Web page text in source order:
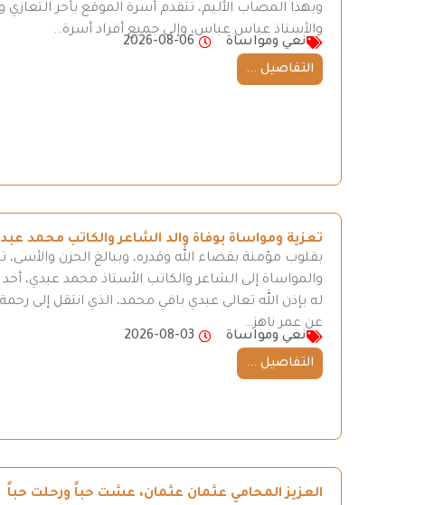
وبهذا المصاب الأليم، تتقدم أسرة الموقع بأحر
والأستاذ عباس عباس، وإلى جميع أفراد أسرة…
نعي ومواساة
2026-08-06
التفاصيل ...
تعزية ومواساة بوفاة والد الشاعر والكاتب محمد
بقلوب مؤمنة بقضاء الله وقدره، وببالغ الحزن
والمواساة إلى الشاعر والكاتب الأستاذ محمد عبدي،
له بإذن الله تعالى عبدي بافي محمد، الذي انتقل إلى
عن عمر ناهز…
نعي ومواساة
2026-08-03
التفاصيل ...
العزيز المحامي عثمان عثمان، عشت حباً ورحلت حباً